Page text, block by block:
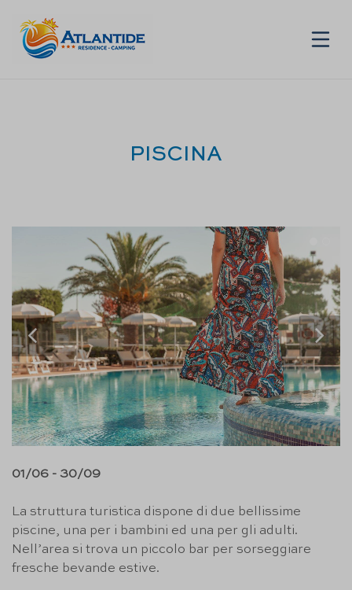
PISCINA
01/06 - 30/09
La struttura turistica dispone di due bellissime
piscine, una per i bambini ed una per gli adulti.
Nell’area si trova un piccolo bar per sorseggiare
fresche bevande estive.